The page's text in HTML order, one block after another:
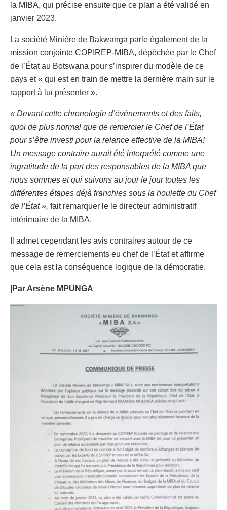
la MIBA, qui précise ensuite que ce plan a été validé en
janvier 2023.
La société Minière de Bakwanga parle également de la
mission conjointe COPIREP-MIBA, dépêchée par le Chef
de l’État au Botswana pour s’inspirer du modèle de ce
pays et « qui est en train de mettre la dernière main sur le
rapport à lui présenter ».
« Devant cette chronologie d’événements et des faits,
quoi de plus normal que de remercier le Chef de l’État
pour s’être investi pour la relance effective de la MIBA!
Un message contraire aurait été interprété comme une
ingratitude de la part des responsables de la MIBA que
nous sommes et qui suivons au jour le jour toutes les
différentes étapes déjà franchies sous la houlette du Chef
de l’État », fait remarquer le le directeur administratif
intérimaire de la MIBA.
Il admet cependant les avis contraires autour de ce
message de remerciements eu chef de l’État et affirme
que cela est la conséquence logique de la démocratie.
|Par Arsène MPUNGA